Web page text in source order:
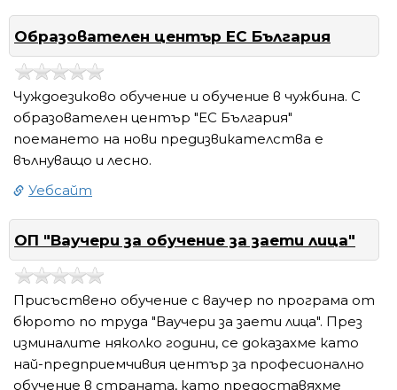
Образователен център ЕС България
Чуждоезиково обучение и обучение в чужбина. С
образователен център "ЕС България"
поемането на нови предизвикателства е
вълнуващо и лесно.
Уебсайт
ОП "Ваучери за обучение за заети лица"
Присъствено обучение с ваучер по програма от
бюрото по труда "Ваучери за заети лица". През
изминалите няколко години, се доказахме като
най-предприемчивия център за професионално
обучение в страната, като предоставяхме